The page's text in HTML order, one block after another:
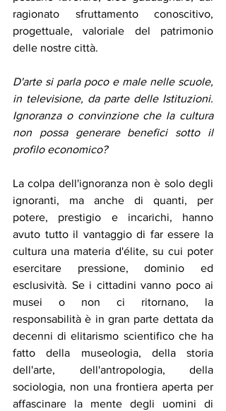
ragionato sfruttamento conoscitivo,
progettuale, valoriale del patrimonio
delle nostre città.
D'arte si parla poco e male nelle scuole,
in televisione, da parte delle Istituzioni.
Ignoranza o convinzione che la cultura
non possa generare benefici sotto il
profilo economico?
La colpa dell'ignoranza non è solo degli
ignoranti, ma anche di quanti, per
potere, prestigio e incarichi, hanno
avuto tutto il vantaggio di far essere la
cultura una materia d'élite, su cui poter
esercitare pressione, dominio ed
esclusività. Se i cittadini vanno poco ai
musei o non ci ritornano, la
responsabilità è in gran parte dettata da
decenni di elitarismo scientifico che ha
fatto della museologia, della storia
dell'arte, dell'antropologia, della
sociologia, non una frontiera aperta per
affascinare la mente degli uomini di